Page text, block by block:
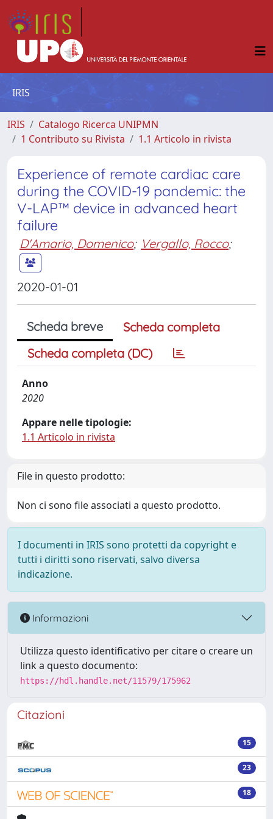
IRIS
IRIS
Catalogo Ricerca UNIPMN
1 Contributo su Rivista
1.1 Articolo in rivista
Experience of remote cardiac care
during the COVID-19 pandemic: the
V-LAP™ device in advanced heart
failure
D'Amario, Domenico; Vergallo, Rocco;
2020-01-01
Scheda breve
Scheda completa
Scheda completa (DC)
Anno
2020
Appare nelle tipologie:
1.1 Articolo in rivista
File in questo prodotto:
Non ci sono file associati a questo prodotto.
I documenti in IRIS sono protetti da copyright e
tutti i diritti sono riservati, salvo diversa
indicazione.
Informazioni
Utilizza questo identificativo per citare o creare un
link a questo documento:
https://hdl.handle.net/11579/175962
Citazioni
15
23
18